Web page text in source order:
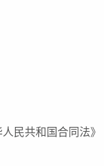
民共和国合同法